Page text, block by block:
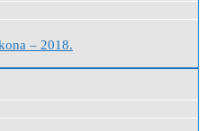
– 2018.